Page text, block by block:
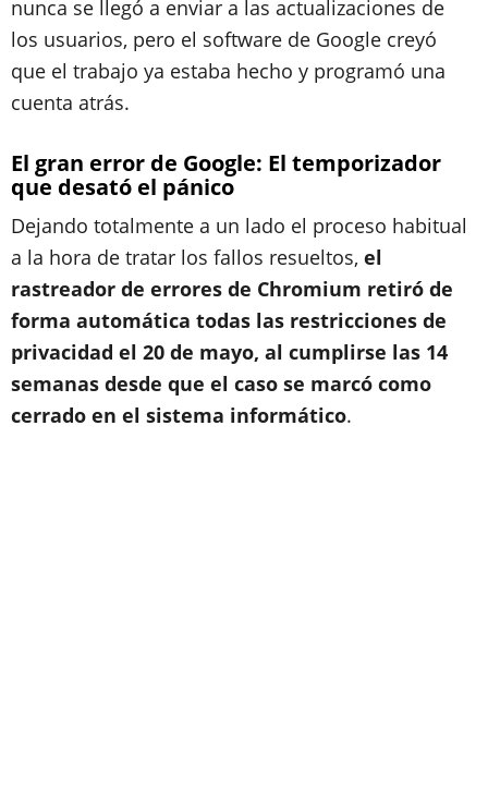
nunca se llegó a enviar a las actualizaciones de
los usuarios, pero el software de Google creyó
que el trabajo ya estaba hecho y programó una
cuenta atrás.
El gran error de Google: El temporizador
que desató el pánico
Dejando totalmente a un lado el proceso habitual
a la hora de tratar los fallos resueltos, el
rastreador de errores de Chromium retiró de
forma automática todas las restricciones de
privacidad el 20 de mayo, al cumplirse las 14
semanas desde que el caso se marcó como
cerrado en el sistema informático.